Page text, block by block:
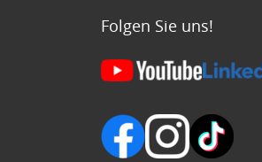
Folgen Sie uns!